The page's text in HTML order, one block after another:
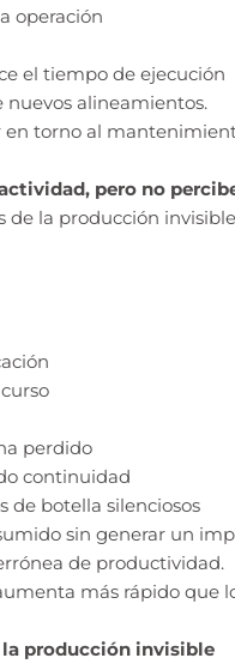
operación
el tiempo de ejecución
nuevos alineamientos.
en torno al
pero no
de la producción
perdido
continuidad
de botella silenciosos
sin generar un
de productividad.
más rápido que
producción invisible